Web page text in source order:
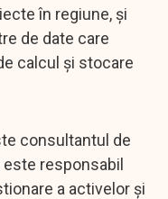
în regiune, şi
de date care
calcul și stocare
consultantul de
responsabil
a activelor și